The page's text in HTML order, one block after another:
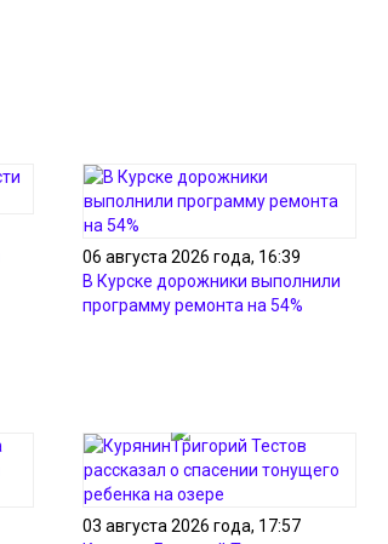
06 августа 2026 года, 16:39
В Курске дорожники выполнили
программу ремонта на 54%
03 августа 2026 года, 17:57